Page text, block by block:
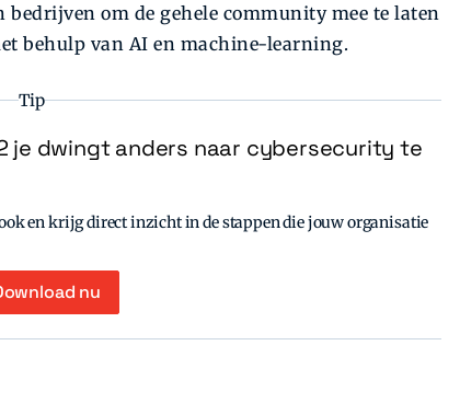
om de gehele community mee te laten
behulp van AI en machine-learning.
Tip
je dwingt anders naar cybersecurity te
en krijg direct inzicht in de stappen die jouw organisatie
nu